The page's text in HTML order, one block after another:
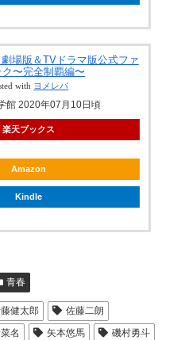
場版＆TVドラマ版公式ファ
ク〜完全制覇編〜
with ヨメレバ
館 2020年07月10日頃
楽天ブックス
Amazon
Kindle
青春
健太郎
佐藤二朗
名 矢本悠馬
磯村勇斗